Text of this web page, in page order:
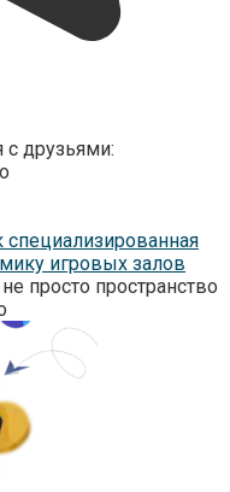
с друзьями:
игровых залов
просто пространство